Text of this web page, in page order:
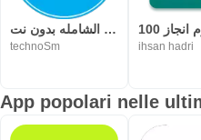
المكتبة الشامله بدون نت
technoSm
يوم انجاز
ihsan hadri
App popolari nelle